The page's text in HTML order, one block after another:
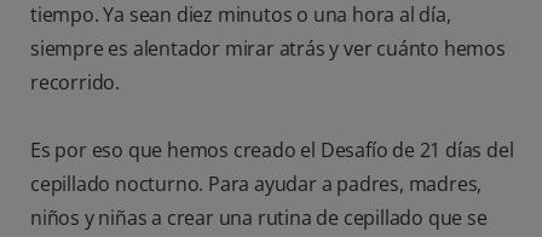
tiempo. Ya sean diez minutos o una hora al día,
siempre es alentador mirar atrás y ver cuánto hemos
recorrido.
Es por eso que hemos creado el Desafío de 21 días del
cepillado nocturno. Para ayudar a padres, madres,
niños y niñas a crear una rutina de cepillado que se